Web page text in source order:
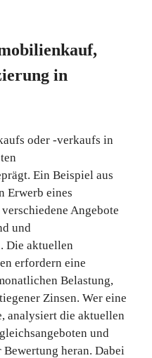
in
oder -verkaufs in
Ein Beispiel aus
Erwerb eines
Angebote
und
Die aktuellen
erfordern eine
Belastung,
Zinsen. Wer eine
analysiert die aktuellen
und
heran. Dabei